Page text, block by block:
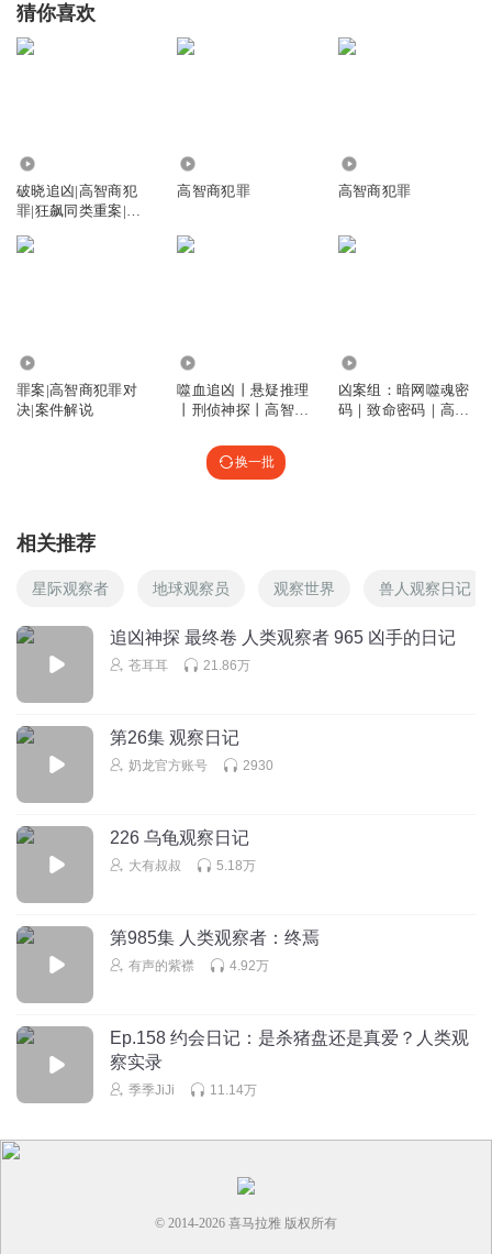
奸尸了呗，有什么不好意思说出来的
猜你喜欢
破晓追凶|高智商犯
罪|狂飙同类重案|追
高智商犯罪 高智商犯罪
罪案|高智商犯罪对
决|案件解说
噬血追凶丨悬疑推理
丨刑侦神探丨高智商
凶案组：暗网噬魂密
码｜致命密码｜高智
换一批
相关推荐
星际观察者 地球观察员 观察世界 兽人观察日记
追凶神探 最终卷 人类观察者 965 凶手的日记
苍耳耳 21.86万
第26集 观察日记
奶龙官方账号 2930
226 乌龟观察日记
大有叔叔 5.18万
第985集 人类观察者：终焉
有声的紫襟 4.92万
Ep.158 约会日记：是杀猪盘还是真爱？人类观
察实录
季季JiJi 11.14万
© 2014-2026 喜马拉雅 版权所有